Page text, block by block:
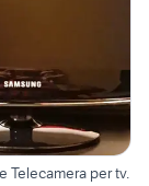
Telecamera per tv.